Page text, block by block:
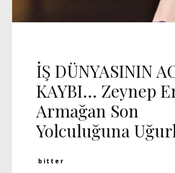
İŞ DÜNYASININ
KAYBI… Zeynep
Armağan Son
Yolculuğuna
bitter